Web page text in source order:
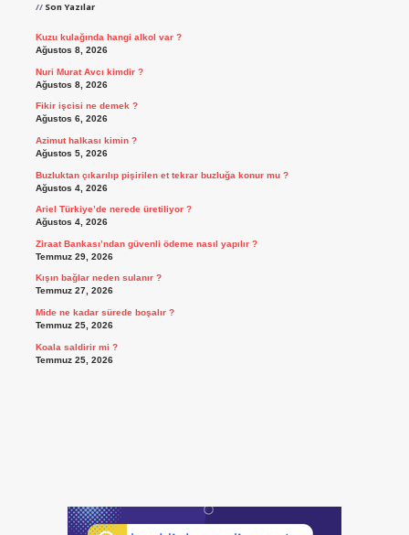
Son Yazılar
Kuzu kulağında hangi alkol var ?
Ağustos 8, 2026
Nuri Murat Avcı kimdir ?
Ağustos 8, 2026
Fikir işcisi ne demek ?
Ağustos 6, 2026
Azimut halkası kimin ?
Ağustos 5, 2026
Buzluktan çıkarılıp pişirilen et tekrar buzluğa konur mu ?
Ağustos 4, 2026
Ariel Türkiye’de nerede üretiliyor ?
Ağustos 4, 2026
Ziraat Bankası’ndan güvenli ödeme nasıl yapılır ?
Temmuz 29, 2026
Kışın bağlar neden sulanır ?
Temmuz 27, 2026
Mide ne kadar sürede boşalır ?
Temmuz 25, 2026
Koala saldirir mi ?
Temmuz 25, 2026